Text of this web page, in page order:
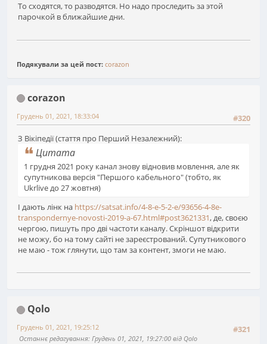
То сходятся, то разводятся. Но надо проследить за этой
парочкой в ближайшие дни.
Подякували за цей пост: corazon
corazon
#320
Грудень 01, 2021, 18:33:04
З Вікіпедії (стаття про Перший Незалежний):
Цитата
1 грудня 2021 року канал знову відновив мовлення, але як
супутникова версія "Першого кабельного" (тобто, як
Ukrlive до 27 жовтня)
І дають лінк на https://satsat.info/4-8-e-5-2-e/93656-4-8e-
transpondernye-novosti-2019-a-67.html#post3621331, де, своєю
чергою, пишуть про дві частоти каналу. Скріншот відкрити
не можу, бо на тому сайті не зареєстрований. Супутникового
не маю - тож глянути, що там за контент, змоги не маю.
Qolo
#321
Грудень 01, 2021, 19:25:12
Останнє редагування: Грудень 01, 2021, 19:27:00 від Qolo